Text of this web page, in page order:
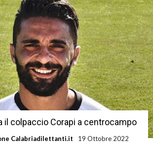
il colpaccio Corapi a centrocampo
Calabriadilettanti.it
19 Ottobre 2022